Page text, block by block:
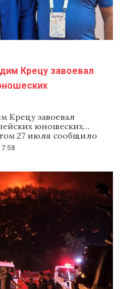
Крецу завоевал
Крецу завоевал
юношеских
27 июля сообщило
исследований.Крецу
по парадзюдо в
впервые участвует в
играх.